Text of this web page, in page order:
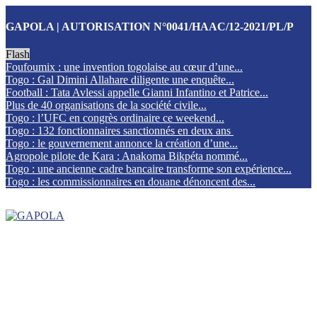
GAPOLA | AUTORISATION N°0041/HAAC/12-2021/PL/P
Flash
Foufoumix : une invention togolaise au cœur d’une...
Togo : Gal Dimini Allahare diligente une enquête...
Football : Tata Avlessi appelle Gianni Infantino et Patrice...
Plus de 40 organisations de la société civile...
Togo : l’UFC en congrès ordinaire ce weekend...
Togo : 132 fonctionnaires sanctionnés en deux ans
Togo : le gouvernement annonce la création d’une...
Agropole pilote de Kara : Anakoma Bikpéta nommé...
Togo : une ancienne cadre bancaire transforme son expérience...
Togo : les commissionnaires en douane dénoncent des...